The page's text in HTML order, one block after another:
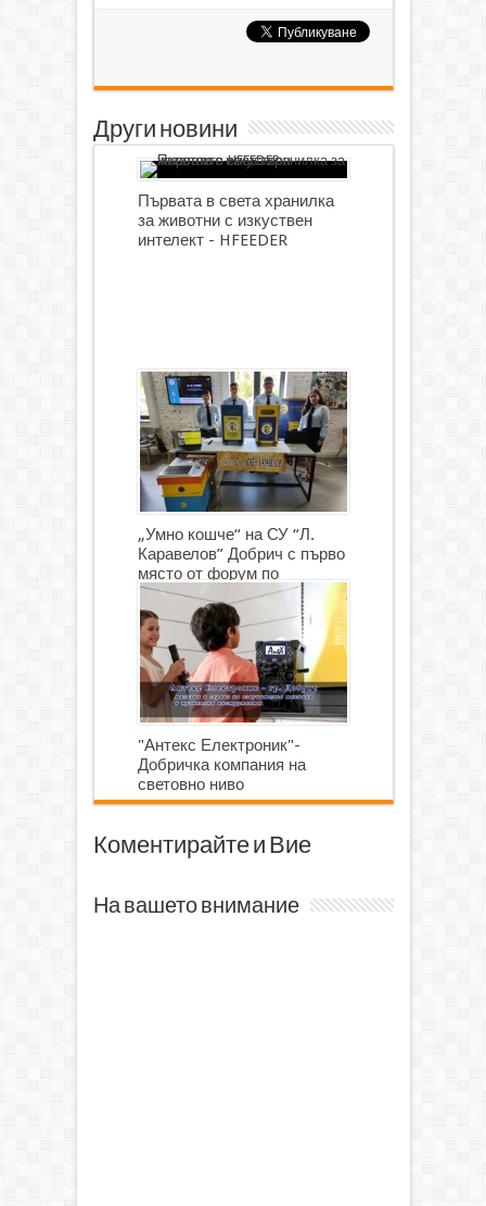
Други новини
Първата в света хранилка
за животни с изкуствен
интелект - HFEEDER
„Умно кошче“ на СУ “Л.
Каравелов” Добрич с първо
място от форум по
роботика
"Антекс Електроник"-
Добричка компания на
световно ниво
Коментирайте и Вие
На вашето внимание